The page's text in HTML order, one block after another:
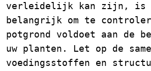
verleidelijk kan zijn, is
belangrijk om te
potgrond voldoet aan de
uw planten. Let op de
voedingsstoffen en